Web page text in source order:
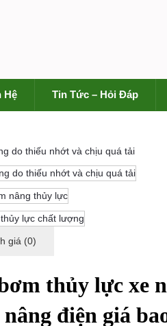
Hệ Tin Tức – Hỏi Đáp
giá (0)
thủy lực xe
nâng điện giá